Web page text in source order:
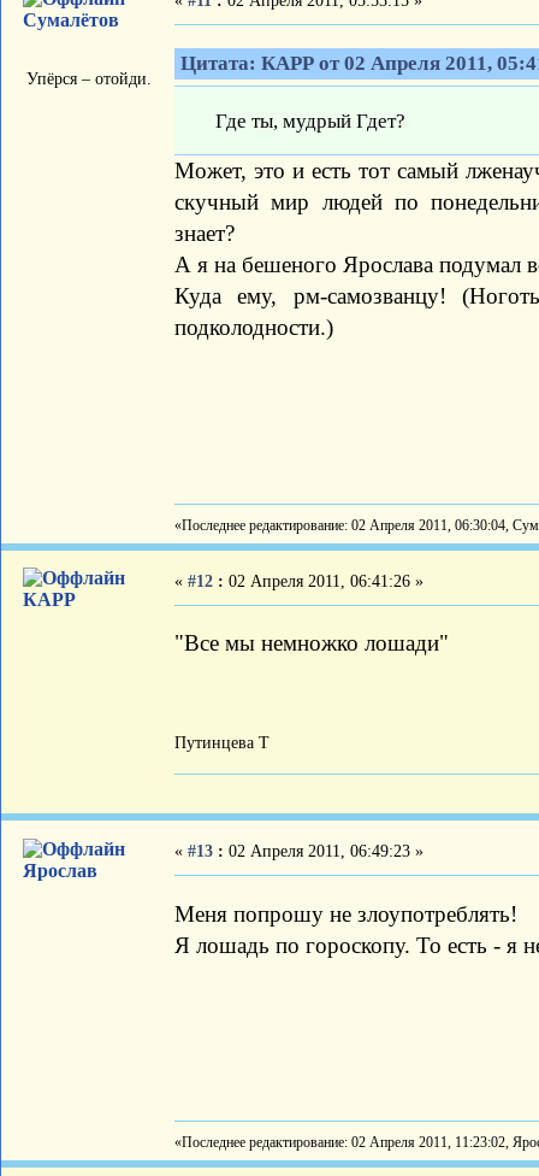
Сумалётов
Упёрся – отойди.
Цитата: КАРР от 02 Апреля 2011,
Где ты, мудрый Гдет?
Может, это и есть тот самый
скучный мир людей по
знает?
А я на бешеного Ярослава подумал
Куда ему, рм-самозванцу!
подколодности.)
«Последнее редактирование: 02 Апреля 2011, 06:30:04,
КАРР
« #12 : 02 Апреля 2011, 06:41:26 »
"Все мы немножко лошади"
Путинцева Т
Ярослав
« #13 : 02 Апреля 2011, 06:49:23 »
Меня попрошу не злоупотреблять!
Я лошадь по гороскопу. То есть - я
«Последнее редактирование: 02 Апреля 2011, 11:23:02,